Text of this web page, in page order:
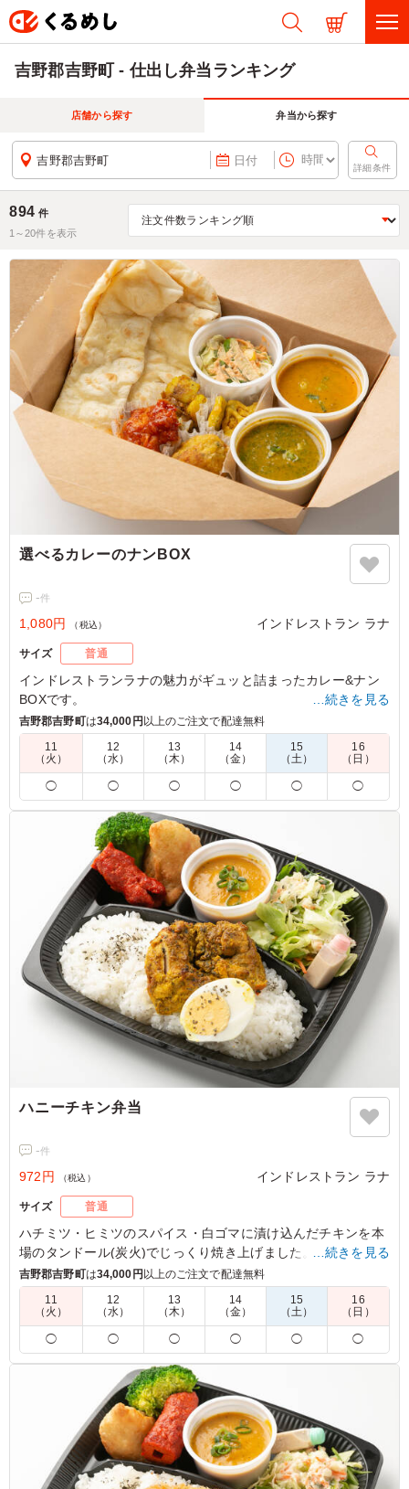
吉野郡吉野町 - 仕出し弁当ランキング
店舗から探す 弁当から探す
吉野郡吉野町 日付
詳細条件
894 件
1～20件を表示
選べるカレーのナンBOX
-件
1,080円 （税込） インドレストラン ラナ
サイズ 普通
インドレストランラナの魅力がギュッと詰まったカレー&ナン
BOXです。
2種類のカレーと丁寧に焼き上げたナンとの相性はとにかく抜
群。
種類豊富なインド料理とサラダが楽しめる豪華な内容となって
います。
※ナンは「ご飯の種類」プルダウンよりお選びください。
※カレーの種類は「ご飯の量」プルダウンよりお選びくださ
※カレー2の種類はプルダウンよりお選びください。
…続きを見る
吉野郡吉野町は34,000円 以上のご注文で配達無料
11
（火）
12
（水）
13
（木）
14
（金）
15
（土）
16
（日）
◯ ◯ ◯ ◯ ◯ ◯
ハニーチキン弁当
-件
972円 （税込） インドレストラン ラナ
サイズ 普通
ハチミツ・ヒミツのスパイス・白ゴマに漬け込んだチキンを本
場のタンドール(炭火)でじっくり焼き上げました。はちみつの
まろやかな甘みが絶妙に調和した甘辛い味わいのチキンが食欲
を掻き立ててくれるお弁当です。
※選べるカレーは「チキンカレー」「キーマカレー」「ほうれ
ん草カレー」「バターチキンカレー(＋50円)」から1種類を下
記のプルダウンよりお選びください。
…続きを見る
吉野郡吉野町は34,000円以上のご注文で配達無料
11
（火）
12
（水）
13
（木）
14
（金）
15
（土）
16
（日）
◯ ◯ ◯ ◯ ◯ ◯